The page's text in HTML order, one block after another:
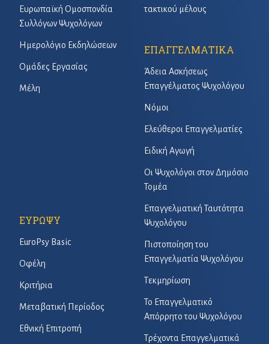
Ευρωπαϊκή Ομοσπονδία
Συλλόγων Ψυχολόγων
Ημερολόγιο Εκδηλώσεων
Ομάδες Εργασίας
Μέλη
τακτικού μέλους
ΕΠΑΓΓΕΛΜΑΤΙΚΑ
Άδεια Ασκήσεως
Επαγγέλματος Ψυχολόγου
Νόμοι
Ελεύθεροι Επαγγελματίες
Ειδική Αγωγή
Οι Ψυχολόγοι στον Δημόσιο
Τομέα
Επαγγελματική Ταυτότητα
Ψυχολόγου
Πιστοποίηση του
Επαγγελματία Ψυχολόγου
Τεκμηρίωση
Το Επαγγελματικό
Απόρρητο του Ψυχολόγου
Τρέχοντα Επαγγελματικά
ΕΥΡΩΨΥ
EuroPsy Basic
Οφέλη
Κριτήρια
Μεταβατική Περίοδος
Εθνική Επιτροπή